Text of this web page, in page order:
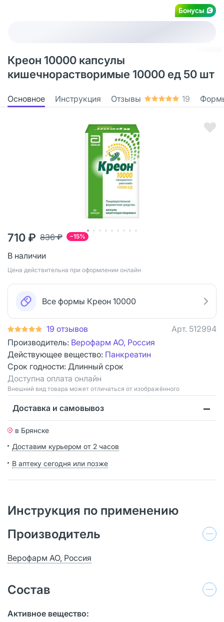
Бонусы
Креон 10000 капсулы
кишечнорастворимые 10000 ед 50 шт
Основное Инструкция Отзывы 19
−15%
836 ₽
710 ₽
В наличии
Цена действительна при оформлении онлайн
Все формы Креон 10000
19 отзывов Арт. 512994
Производитель: Верофарм АО, Россия
Действующее вещество: Панкреатин
Срок годности: Длинный срок
Доступна оплата онлайн
Bнешний вид товара может отличаться от изображённого
Доставка и самовывоз
в Брянске
Доставим курьером от 2 часов
В аптеку сегодня или позже
Инструкция по применению
Производитель
Верофарм АО, Россия
Состав
Активное вещество: